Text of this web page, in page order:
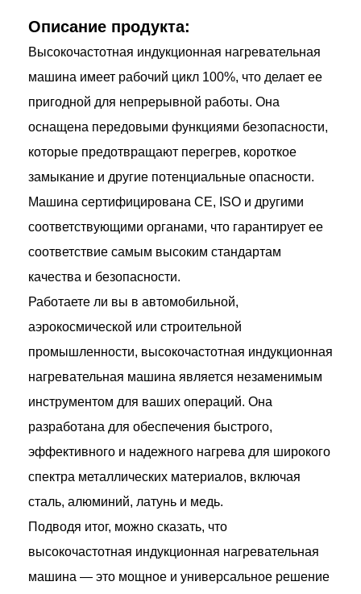
Описание продукта:
Высокочастотная индукционная нагревательная
машина имеет рабочий цикл 100%, что делает ее
пригодной для непрерывной работы. Она
оснащена передовыми функциями безопасности,
которые предотвращают перегрев, короткое
замыкание и другие потенциальные опасности.
Машина сертифицирована CE, ISO и другими
соответствующими органами, что гарантирует ее
соответствие самым высоким стандартам
качества и безопасности.
Работаете ли вы в автомобильной,
аэрокосмической или строительной
промышленности, высокочастотная индукционная
нагревательная машина является незаменимым
инструментом для ваших операций. Она
разработана для обеспечения быстрого,
эффективного и надежного нагрева для широкого
спектра металлических материалов, включая
сталь, алюминий, латунь и медь.
Подводя итог, можно сказать, что
высокочастотная индукционная нагревательная
машина — это мощное и универсальное решение